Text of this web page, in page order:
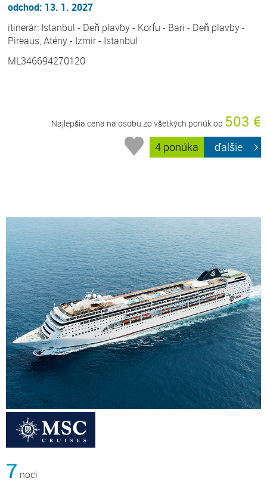
odchod: 13. 1. 2027
itinerár: Istanbul - Deň plavby - Korfu - Bari - Deň plavby -
Pireaus, Atény - Izmir - Istanbul
ML346694270120
Najlepšia cena na osobu zo všetkých ponúk od 503 €
4 ponúka ďalšie
7 noci